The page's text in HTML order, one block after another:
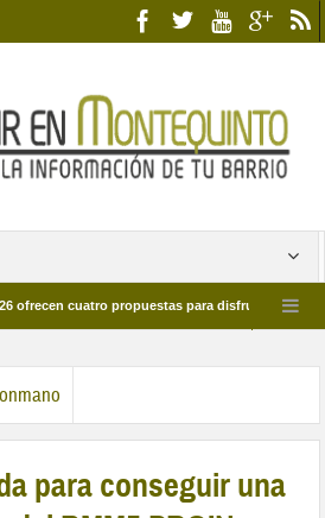
cuatro propuestas para disfrutar del deporte
para conseguir una